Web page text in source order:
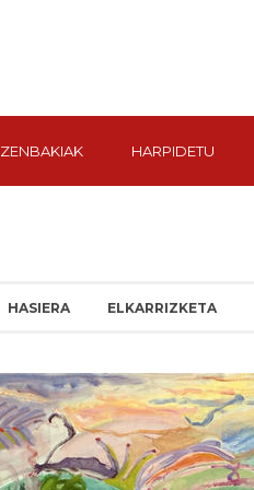
ZENBAKIAK HARPIDETU
HASIERA ELKARRIZKETA